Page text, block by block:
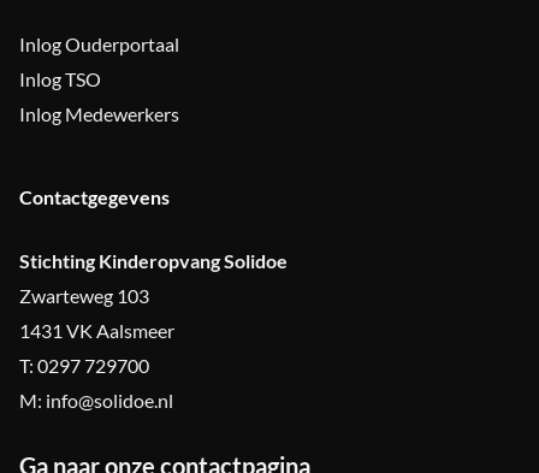
Inlog Ouderportaal
Inlog TSO
Inlog Medewerkers
Contactgegevens
Stichting Kinderopvang Solidoe
Zwarteweg 103
1431 VK Aalsmeer
T: 0297 729700
M: info@solidoe.nl
Ga naar onze contactpagina